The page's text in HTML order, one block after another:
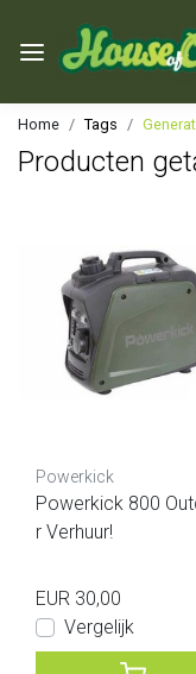
Home Tags
Producten
Powerkick
Powerkick 800
r Verhuur!
EUR 30,00
Vergelijk